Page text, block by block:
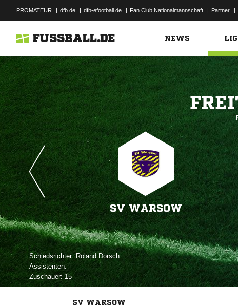
PROMATEUR | dfb.de | dfb-efootball.de | Fan Club Nationalmannschaft | Partner |
FUSSBALL.DE NEWS
SV WARSOW
Schiedsrichter: 
Assistenten:
Zuschauer:15
SV WARSOW